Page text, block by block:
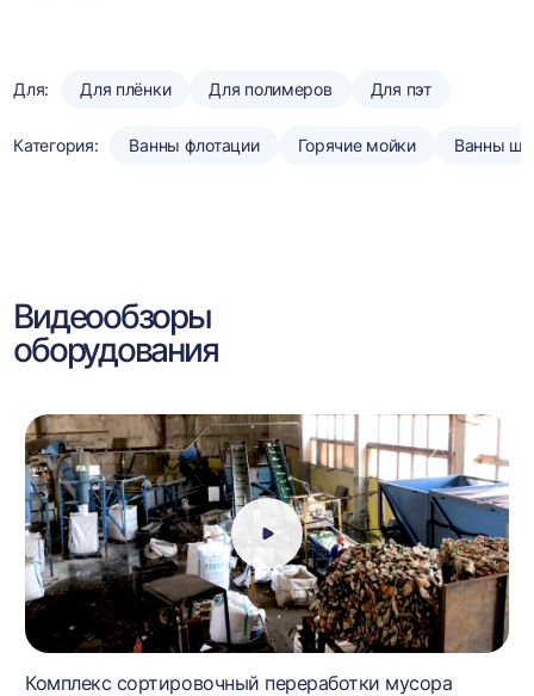
Для: Для плёнки Для полимеров Для пэт
Категория: Ванны флотации Горячие мойки Ванны
Видеообзоры
оборудования
Комплекс сортировочный переработки мусора